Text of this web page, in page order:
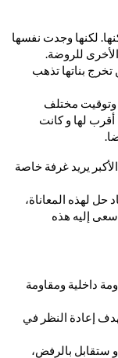
لكنها وجدت نفسها
الأخرى للروضة.
بناتها تذهب
وتوقيت مختلف
أقرب لها و كانت
يريد غرفة خاصة
حل لهذه المعاناة،
إليه هذه
داخلية ومقاومة
إعادة النظر في
ستقابل بالرفض،